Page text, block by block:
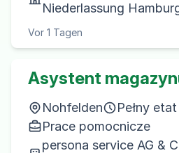
Niederlassung
Vor 1 Tagen
Asystent
Nohfelden
Pełny etat
Prace pomocnicze
persona service AG &